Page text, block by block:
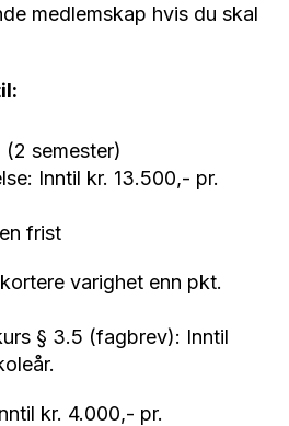
medlemskap hvis du skal
(2 semester)
Inntil kr. 13.500,- pr.
frist
varighet enn pkt.
§ 3.5 (fagbrev): Inntil
kr. 4.000,- pr.